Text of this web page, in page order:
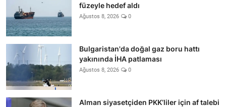
füzeyle hedef aldı
Ağustos 8, 2026 0
Bulgaristan'da doğal gaz boru hattı
yakınında İHA patlaması
Ağustos 8, 2026 0
Alman siyasetçiden PKK’liler için af talebi